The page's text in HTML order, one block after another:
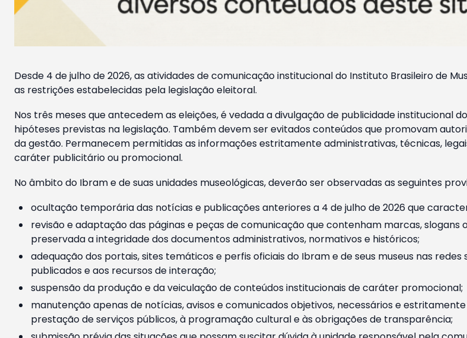
Desde 4 de julho de 2026, as atividades de comunicação institucional do Instituto Brasileiro de
as restrições estabelecidas pela legislação eleitoral.
Nos três meses que antecedem as eleições, é vedada a divulgação de publicidade institucional
hipóteses previstas na legislação. Também devem ser evitados conteúdos que promovam
da gestão. Permanecem permitidas as informações estritamente administrativas, técnicas,
caráter publicitário ou promocional.
No âmbito do Ibram e de suas unidades museológicas, deverão ser observadas as seguintes
ocultação temporária das notícias e publicações anteriores a 4 de julho de 2026 que
revisão e adaptação das páginas e peças de comunicação que contenham marcas,
preservada a integridade dos documentos administrativos, normativos e históricos;
adequação dos portais, sites temáticos e perfis oficiais do Ibram e de seus museus nas
publicados e aos recursos de interação;
suspensão da produção e da veiculação de conteúdos institucionais de caráter promocional;
manutenção apenas de notícias, avisos e comunicados objetivos, necessários e
prestação de serviços públicos, à programação cultural e às obrigações de transparência;